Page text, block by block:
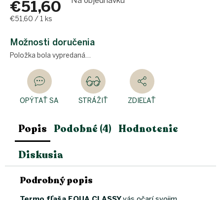
€51,60
Jednotková
€51,60 / 1 ks
Možnosti doručenia
Položka bola vypredaná…
OPÝTAŤ SA STRÁŽIŤ ZDIEĽAŤ
Popis Podobné (4) Hodnotenie
Diskusia
Podrobný popis